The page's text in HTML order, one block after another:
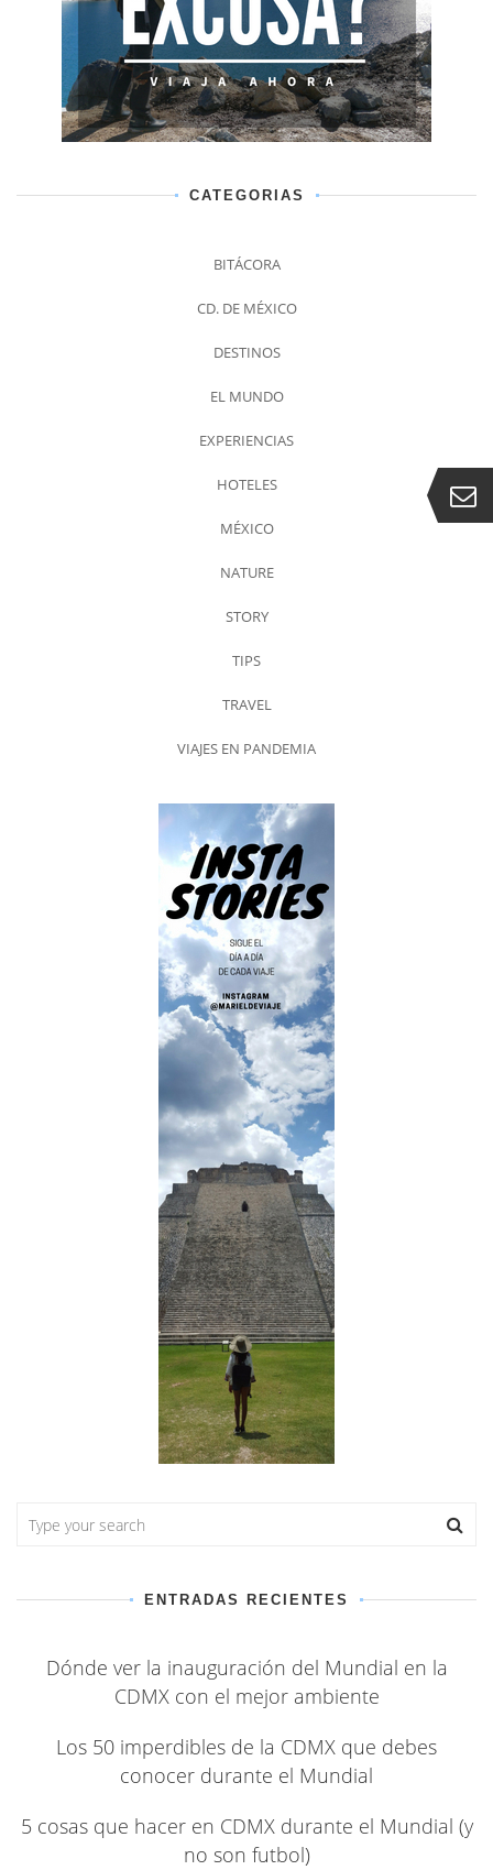
CATEGORIAS
BITÁCORA
CD. DE MÉXICO
DESTINOS
EL MUNDO
EXPERIENCIAS
HOTELES
MÉXICO
NATURE
STORY
TIPS
TRAVEL
VIAJES EN PANDEMIA
ENTRADAS RECIENTES
Dónde ver la inauguración del Mundial en la
CDMX con el mejor ambiente
Los 50 imperdibles de la CDMX que debes
conocer durante el Mundial
5 cosas que hacer en CDMX durante el Mundial (y
no son futbol)